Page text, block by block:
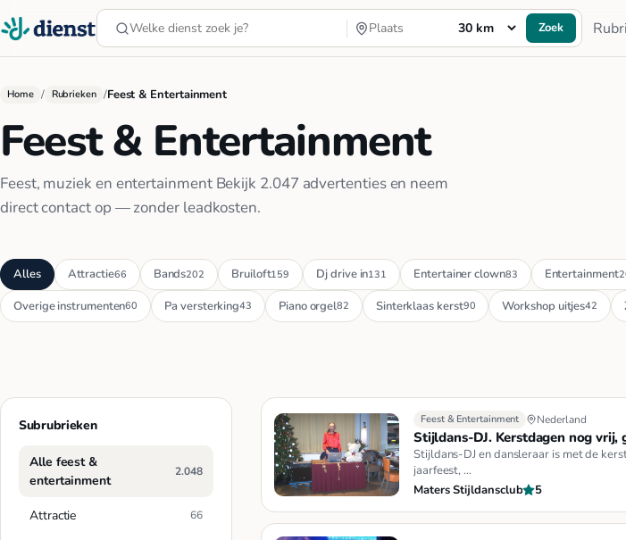
Zoek
Home / Rubrieken /Feest & Entertainment
Feest & Entertainment
Feest, muziek en entertainment Bekijk 2.047 advertenties en neem
direct contact op — zonder leadkosten.
Alles Attractie66 Bands202 Bruiloft159 Dj drive in131 Entertainer clown83 Entertainment
Overige instrumenten60 Pa versterking43 Piano orgel82 Sinterklaas kerst90 Workshop uitjes42
Subrubrieken
Alle feest &
entertainment
2.048
Attractie 66
Feest & Entertainment Nederland
Stijldans-DJ. Kerstdagen nog
Stijldans-DJ en dansleraar is met de
jaarfeest, …
Maters Stijldansclub
5